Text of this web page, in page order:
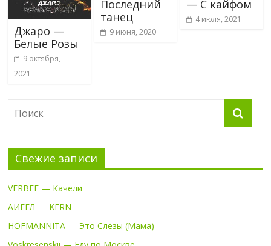
Джаро —
Белые Розы
9 октября,
2021
Последний
танец
9 июня, 2020
— С кайфом
4 июля, 2021
Свежие записи
VERBEE — Качели
АИГЕЛ — KERN
HOFMANNITA — Это Слёзы (Мама)